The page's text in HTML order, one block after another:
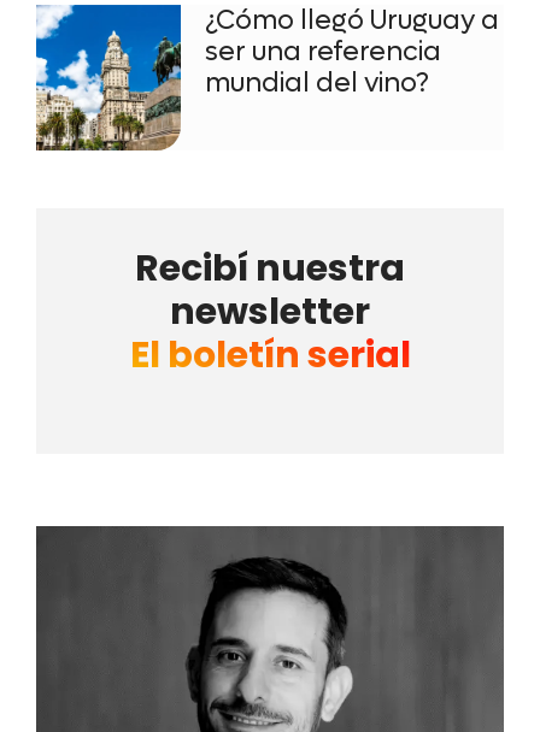
¿Cómo llegó Uruguay a
ser una referencia
mundial del vino?
Recibí nuestra
newsletter
El boletín serial